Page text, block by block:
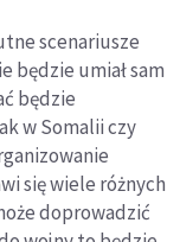
scenariusze
będzie umiał sam
będzie
w Somalii czy
się wiele różnych
doprowadzić